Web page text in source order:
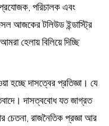
পরিচালক এবং
আজকের টলিউড ইন্ডাস্ট্রি
হেলায় বিলিয়ে দিচ্ছি
হচ্ছে দাসত্বের প্রতিজ্ঞা। যে
দাসত্ববোধ যত জাগ্রত
চেতনা, রাজনৈতিক প্রজ্ঞা আর